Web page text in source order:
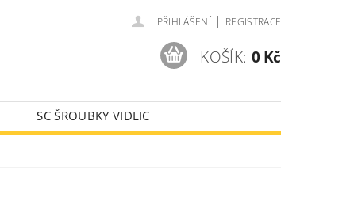
PŘIHLÁŠENÍ | REGISTRACE
KOŠÍK: 0 Kč
SC ŠROUBKY VIDLIC